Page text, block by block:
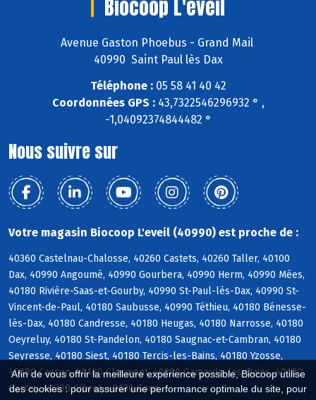
Afin de vous offrir la meilleure expérience possible, Biocoop utilise
des cookies : pour assurer une performance optimale du site, pour
Biocoop L'eveil
Avenue Gaston Phoebus - Grand Mail
40990 Saint Paul lès Dax
Téléphone :05 58 41 40 42
Coordonnées GPS :43,7322546296932 ° ,
-1,04092374844482 °
Nous suivre sur
Votre magasin Biocoop L'eveil (40990) est proche de :
40360 Castelnau-Chalosse, 40260 Castets, 40260 Taller, 40100
Dax, 40990 Angoumé, 40990 Gourbera, 40990 Herm, 40990 Mées,
40180 Rivière-Saas-et-Gourby, 40990 St-Paul-lès-Dax, 40990 St-
Vincent-de-Paul, 40180 Saubusse, 40990 Téthieu, 40180 Bénesse-
lès-Dax, 40180 Candresse, 40180 Heugas, 40180 Narrosse, 40180
Oeyreluy, 40180 St-Pandelon, 40180 Saugnac-et-Cambran, 40180
Seyresse, 40180 Siest, 40180 Tercis-les-Bains, 40180 Yzosse,
40380 Cassen, 40180 Clermont, 40380 Gamarde-les-Bains, 40180
Garrey, 40380 Gibret, 40180 Goos